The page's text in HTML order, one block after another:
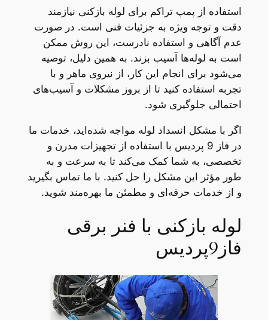
استفاده از پمپ تراکم برای لوله بازکنی نیازمند
دقت و توجه ویژه به جزئیات فنی است. در صورت
عدم آگاهی و استفاده نادرست، این روش ممکن
است به لوله‌ها آسیب بزند. به همین دلیل، توصیه
می‌شود برای انجام این کار، از نیروی ماهر و با
تجربه استفاده کنید تا از بروز مشکلات و آسیب‌های
احتمالی جلوگیری شود.
اگر با مشکل انسداد لوله مواجه شده‌اید، خدمات ما
در فاز 9 پردیس با استفاده از تجهیزات مدرن و
تخصصی، به شما کمک می‌کند تا به سرعت و به
طور مؤثر این مشکل را حل کنید. با ما تماس بگیرید
و از خدمات حرفه‌ای و مطمئن ما بهره‌مند شوید.
لوله بازکنی با فنر برقی
فاز9پردیس